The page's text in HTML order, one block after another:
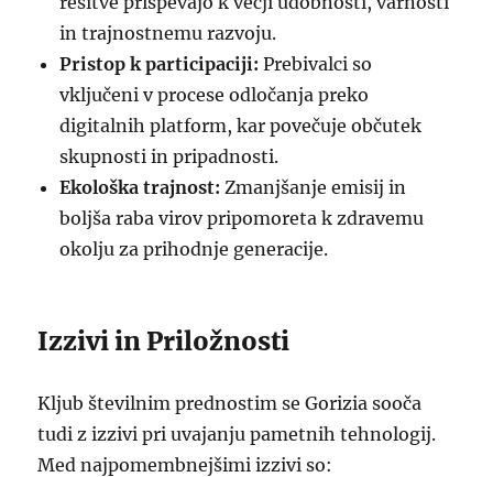
in trajnostnemu razvoju.
Pristop k participaciji: Prebivalci so
vključeni v procese odločanja preko
digitalnih platform, kar povečuje občutek
skupnosti in pripadnosti.
Ekološka trajnost: Zmanjšanje emisij in
boljša raba virov pripomoreta k zdravemu
okolju za prihodnje generacije.
Izzivi in Priložnosti
Kljub številnim prednostim se Gorizia sooča
tudi z izzivi pri uvajanju pametnih tehnologij.
Med najpomembnejšimi izzivi so: